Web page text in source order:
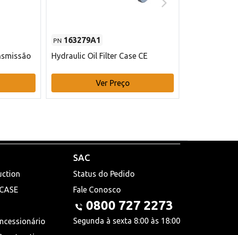
PN 163279A1
Hydraulic Oil Filter Case CE
Ver Preço
SAC
Status do Pedido
Fale Conosco
0800 727 2273
Segunda à sexta 8:00 às 18:00